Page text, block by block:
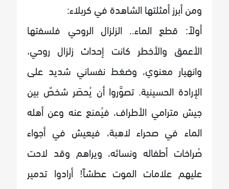
ومن أبرز أمثلتها الشاهدة في كربلاء:
أولاً: قطع الماء.. الزلزال الروحي فلسفتها
الأعمق والأخطر كانت إحداث زلزال روحي،
وانهيار معنوي، وضغط نفساني شديد على
الإرادة الحسينية. تصوَّروا أن يُحصَر شخصٌ بين
جيش مترامي الأطراف، فيُمنع عنه وعن أهله
الماء في صحراء لاهبة، فيعيش في أجواء
صُراخات أطفاله ونسائه، ويراهم وقد لاحت
عليهم علامات الموت عطشاً! أرادوا تدمير